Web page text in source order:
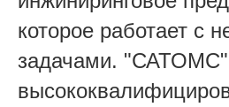
которое работает с
задачами.